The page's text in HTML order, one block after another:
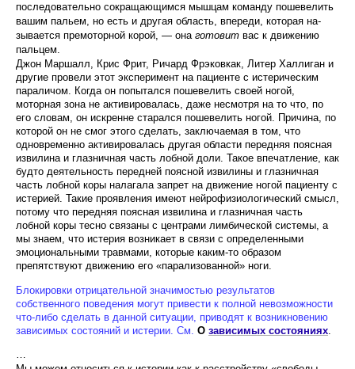
последовательно сокраща­ющимся мышцам команду пошевелить
вашим пальем, но есть и другая область, впереди, которая на­
зывается премоторной корой, — она готовит вас к движению
пальцем.
Джон Маршалл, Крис Фрит, Ричард Фрэковкак, Литер Халлиган и
другие провели этот эксперимент на пациенте с истерическим
параличом. Когда он по­пытался пошевелить своей ногой,
моторная зона не активировалась, даже несмотря на то что, по
его словам, он искренне старался пошевелить ногой. Причи­на, по
которой он не смог этого сделать, заключаемая в том, что
одновременно активировалась другая области передняя поясная
извилина и глазничная часть лобной доли. Такое впечатление, как
будто деятель­ность передней поясной извилины и глазничная
часть лобной коры налагала запрет на движение ногой пациенту с
истерией. Такие проявления имеют ней­рофизиологический смысл,
потому что передняя по­ясная извилина и глазничная часть
лобной коры тес­но связаны с центрами лимбической системы, а
мы знаем, что истерия возникает в связи с определен­ными
эмоциональными травмами, которые каким-то образом
препятствуют движению его «парализованной» ноги.
Блокировки отрицательной значимостью результатов
собственного поведения могут привести к полной невозможности
что-либо сделать в данной ситуации, приводят к возникновению
зависимых состояний и истерии. См. О зависимых состояниях